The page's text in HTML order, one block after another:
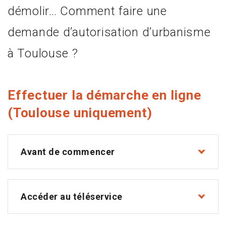
démolir… Comment faire une
demande d’autorisation d’urbanisme
à Toulouse ?
Effectuer la démarche en ligne
(Toulouse uniquement)
Avant de commencer
Accéder au téléservice